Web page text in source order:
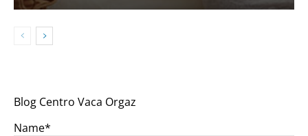
Blog Centro Vaca Orgaz
Name*